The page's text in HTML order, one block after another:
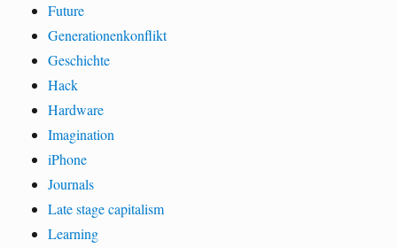
Future
Generationenkonflikt
Geschichte
Hack
Hardware
Imagination
iPhone
Journals
Late stage capitalism
Learning